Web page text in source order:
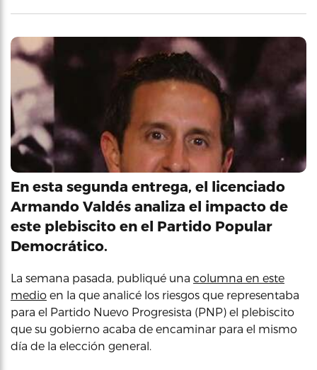
En esta segunda entrega, el licenciado
Armando Valdés analiza el impacto de
este plebiscito en el Partido Popular
Democrático.
La semana pasada, publiqué una columna en este
medio en la que analicé los riesgos que representaba
para el Partido Nuevo Progresista (PNP) el plebiscito
que su gobierno acaba de encaminar para el mismo
día de la elección general.